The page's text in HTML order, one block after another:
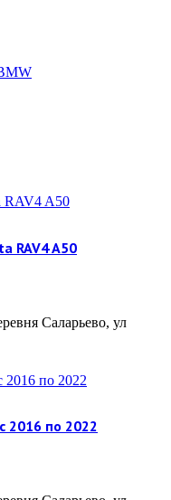
RAV4 A50
Саларьево, ул
2016 по 2022